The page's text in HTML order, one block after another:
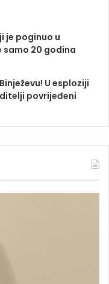
je poginuo u
samo 20 godina
U esploziji
povrijeđeni